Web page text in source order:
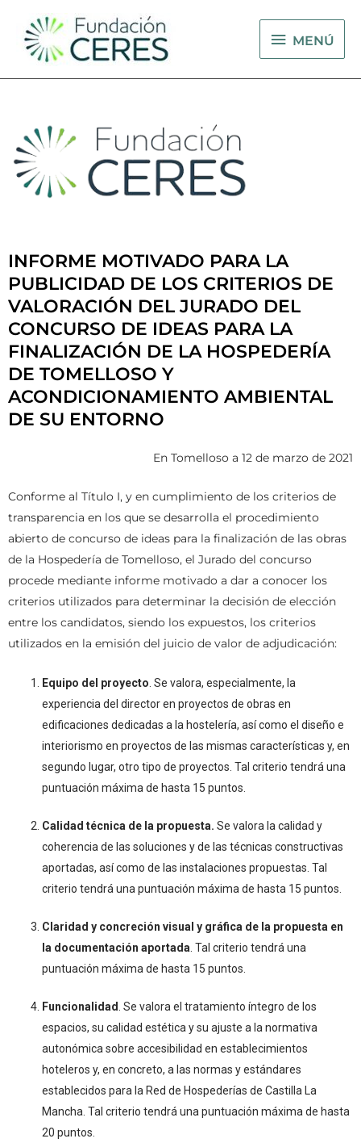
contenido
MENÚ
MENÚ
INFORME MOTIVADO PARA LA
PUBLICIDAD DE LOS CRITERIOS DE
VALORACIÓN DEL JURADO DEL
CONCURSO DE IDEAS PARA LA
FINALIZACIÓN DE LA HOSPEDERÍA
DE TOMELLOSO Y
ACONDICIONAMIENTO AMBIENTAL
DE SU ENTORNO
En Tomelloso a 12 de marzo de 2021
Conforme al Título I, y en cumplimiento de los criterios de
transparencia en los que se desarrolla el procedimiento
abierto de concurso de ideas para la finalización de las obras
de la Hospedería de Tomelloso, el Jurado del concurso
procede mediante informe motivado a dar a conocer los
criterios utilizados para determinar la decisión de elección
entre los candidatos, siendo los expuestos, los criterios
utilizados en la emisión del juicio de valor de adjudicación:
Equipo del proyecto . Se valora, especialmente, la
experiencia del director en proyectos de obras en
edificaciones dedicadas a la hostelería, así como el diseño e
interiorismo en proyectos de las mismas características y, en
segundo lugar, otro tipo de proyectos. Tal criterio tendrá una
puntuación máxima de hasta 15 puntos.
Calidad técnica de la propuesta. Se valora la calidad y
coherencia de las soluciones y de las técnicas constructivas
aportadas, así como de las instalaciones propuestas. Tal
criterio tendrá una puntuación máxima de hasta 15 puntos.
Claridad y concreción visual y gráfica de la propuesta en
la documentación aportada . Tal criterio tendrá una
puntuación máxima de hasta 15 puntos.
Funcionalidad . Se valora el tratamiento íntegro de los
espacios, su calidad estética y su ajuste a la normativa
autonómica sobre accesibilidad en establecimientos
hoteleros y, en concreto, a las normas y estándares
establecidos para la Red de Hospederías de Castilla La
Mancha. Tal criterio tendrá una puntuación máxima de hasta
20 puntos.